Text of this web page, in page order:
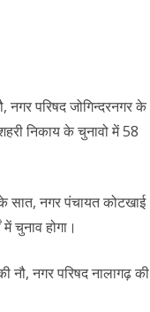
परिषद जोगिन्दरनगर के
निकाय के चुनावो में 58
सात, नगर पंचायत कोटखाई
चुनाव होगा।
नौ, नगर परिषद नालागढ़ की